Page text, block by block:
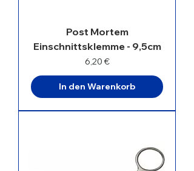
Post Mortem
Einschnittsklemme - 9,5cm
Preis
6,20 €
In den Warenkorb